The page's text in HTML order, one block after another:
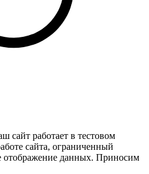
сайт работает в тестовом
сайта, ограниченный
отображение данных. Приносим